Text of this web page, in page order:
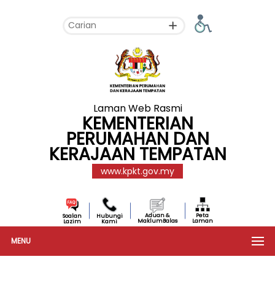
Laman Web Rasmi
KEMENTERIAN
PERUMAHAN DAN
KERAJAAN TEMPATAN
www.kpkt.gov.my
Soalan
Lazim
Hubungi
Kami
Aduan &
MaklumBalas
Peta
Laman
MENU